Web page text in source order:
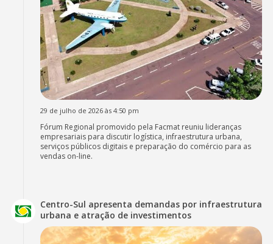
29 de julho de 2026 às 4:50 pm
Fórum Regional promovido pela Facmat reuniu lideranças
empresariais para discutir logística, infraestrutura urbana,
serviços públicos digitais e preparação do comércio para as
vendas on-line.
Centro-Sul apresenta demandas por infraestrutura
urbana e atração de investimentos